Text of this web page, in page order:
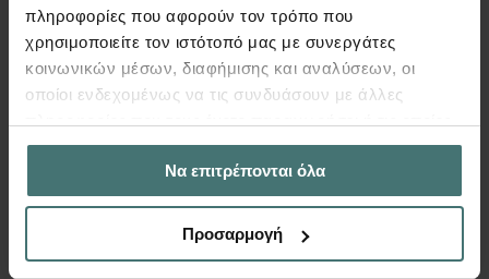
πληροφορίες που αφορούν τον τρόπο που
χρησιμοποιείτε τον ιστότοπό μας με συνεργάτες
κοινωνικών μέσων, διαφήμισης και αναλύσεων, οι
οποίοι ενδεχομένως να τις συνδυάσουν με άλλες
έχουν συλλέξει σε σχέση με την από μέρους σας χρήση
των υπηρεσιών τους.Να επιτρέπονται όλα
Προσαρμογή